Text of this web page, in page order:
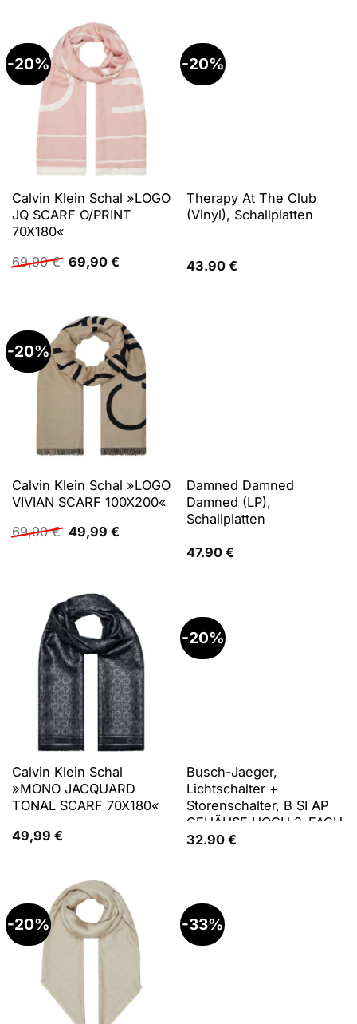
-20%
Calvin Klein Schal »LOGO
JQ SCARF O/PRINT
70X180«
69,90€ Ursprünglicher
Preis
69,90 €Aktueller
-20%
Therapy At The Club
(Vinyl), Schallplatten
43.90 €
-20%
Calvin Klein Schal »LOGO
VIVIAN SCARF 100X200«
69,90€ Ursprünglicher
Preis
49,99 €Aktueller
Damned Damned
Damned (LP),
Schallplatten
47.90 €
Calvin Klein Schal
»MONO JACQUARD
TONAL SCARF 70X180«
49,99 €
-20%
Busch-Jaeger,
Lichtschalter +
Storenschalter, B SI AP
GEHÄUSE HOCH 2-FACH
(1712-914)
32.90 €
-20% -33%